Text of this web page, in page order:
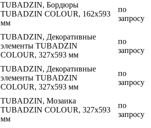
TUBADZIN, Бордюры
TUBADZIN COLOUR, 162x593
мм
по
запросу
TUBADZIN, Декоративные
элементы TUBADZIN
COLOUR, 327x593 мм
по
запросу
TUBADZIN, Декоративные
элементы TUBADZIN
COLOUR, 327x593 мм
по
запросу
TUBADZIN, Мозаика
TUBADZIN COLOUR, 327x593
мм
по
запросу